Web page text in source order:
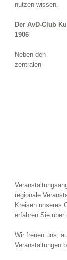
nutzen wissen.
Der AvD-Club
1906
Neben den
zentralen
regionale
Kreisen unseres
erfahren Sie über
Wir freuen uns,
Veranstaltungen